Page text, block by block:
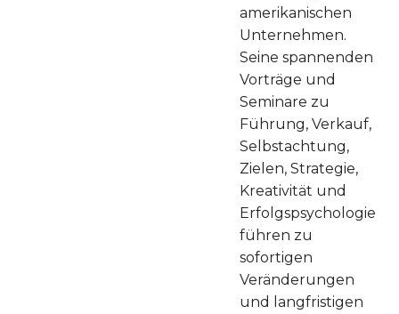
amerikanischen
Unternehmen.
Seine spannenden
Vorträge und
Seminare zu
Führung, Verkauf,
Selbstachtung,
Zielen, Strategie,
Kreativität und
Erfolgspsychologie
führen zu
sofortigen
Veränderungen
und langfristigen